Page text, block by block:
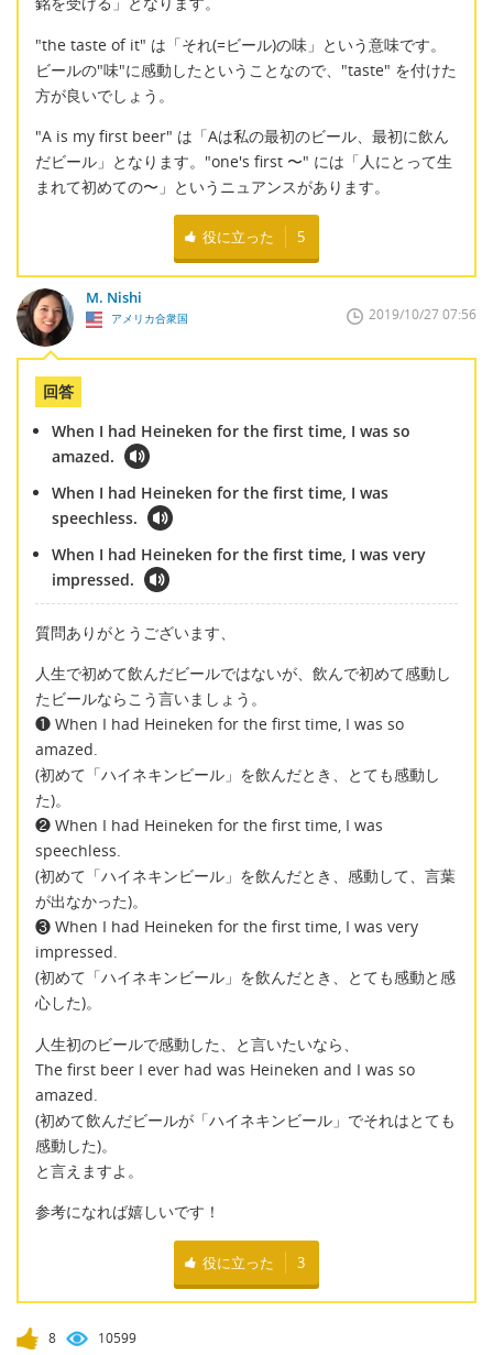
"the taste of it" は「それ(=ビール)の味」という意味です。
ビールの"味"に感動したということなので、"taste" を付けた
方が良いでしょう。
"A is my first beer" は「Aは私の最初のビール、最初に飲ん
だビール」となります。"one's first 〜" には「人にとって生
まれて初めての〜」というニュアンスがあります。
役に立った 5
M. Nishi
アメリカ合衆国 2019/10/27 07:56
回答
When I had Heineken for the first time, I was so
amazed.
When I had Heineken for the first time, I was
speechless.
When I had Heineken for the first time, I was very
impressed.
質問ありがとうございます、
人生で初めて飲んだビールではないが、飲んで初めて感動し
たビールならこう言いましょう。
❶ When I had Heineken for the first time, I was so
amazed.
(初めて「ハイネキンビール」を飲んだとき、とても感動し
た)。
❷ When I had Heineken for the first time, I was
speechless.
(初めて「ハイネキンビール」を飲んだとき、感動して、言葉
が出なかった)。
❸ When I had Heineken for the first time, I was very
impressed.
(初めて「ハイネキンビール」を飲んだとき、とても感動と感
心した)。
人生初のビールで感動した、と言いたいなら、
The first beer I ever had was Heineken and I was so
amazed.
(初めて飲んだビールが「ハイネキンビール」でそれはとても
感動した)。
と言えますよ。
参考になれば嬉しいです！
役に立った 3
8 10599